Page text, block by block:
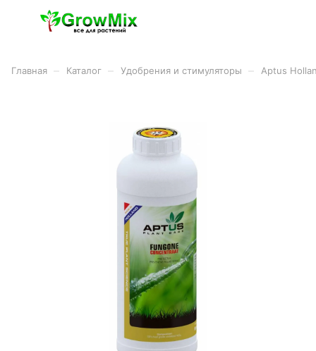
Главная Каталог Удобрения и стимуляторы Aptus